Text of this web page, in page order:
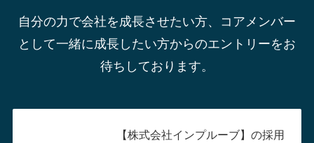
自分の力で会社を成長させたい方、コアメンバー
として一緒に成長したい方からのエントリーをお
待ちしております。
【株式会社インプルーブ】の採用